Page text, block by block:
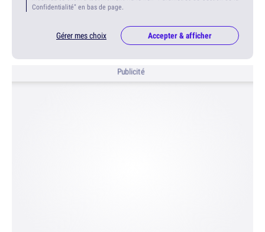
Confidentialité" en bas de page.
Gérer mes choix Accepter & afficher
Publicité